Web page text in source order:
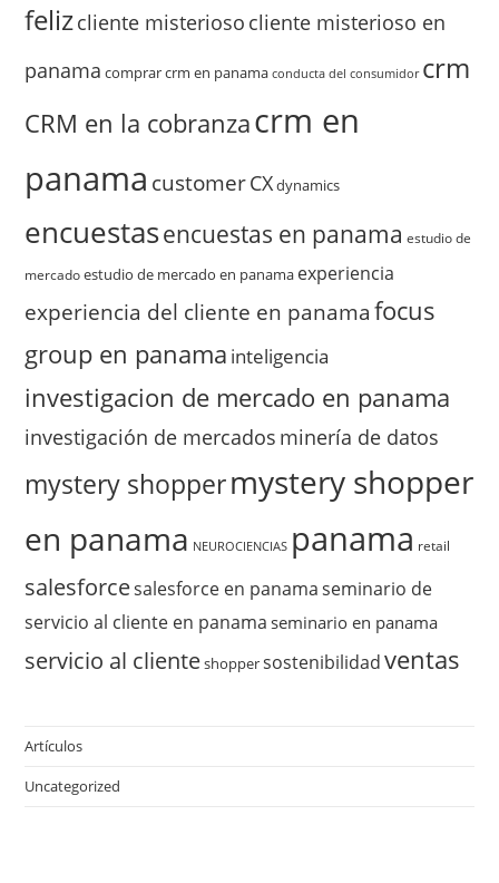
felizcliente misterioso cliente misterioso en
panama comprar crm en panama conducta del consumidor crm
CRM en la cobranzacrm en
panama customerCXdynamics
encuestasencuestas en panama estudio de
mercado estudio de mercado en panama experiencia
experiencia del cliente en panama focus
group en panama inteligencia
investigacion de mercado en panama
investigación de mercados minería de datos
mystery shoppermystery shopper
en panama NEUROCIENCIAS panama retail
salesforcesalesforce en panama seminario de
servicio al cliente en panama seminario en panama
servicio al clienteshoppersostenibilidad ventas
Artículos
Uncategorized